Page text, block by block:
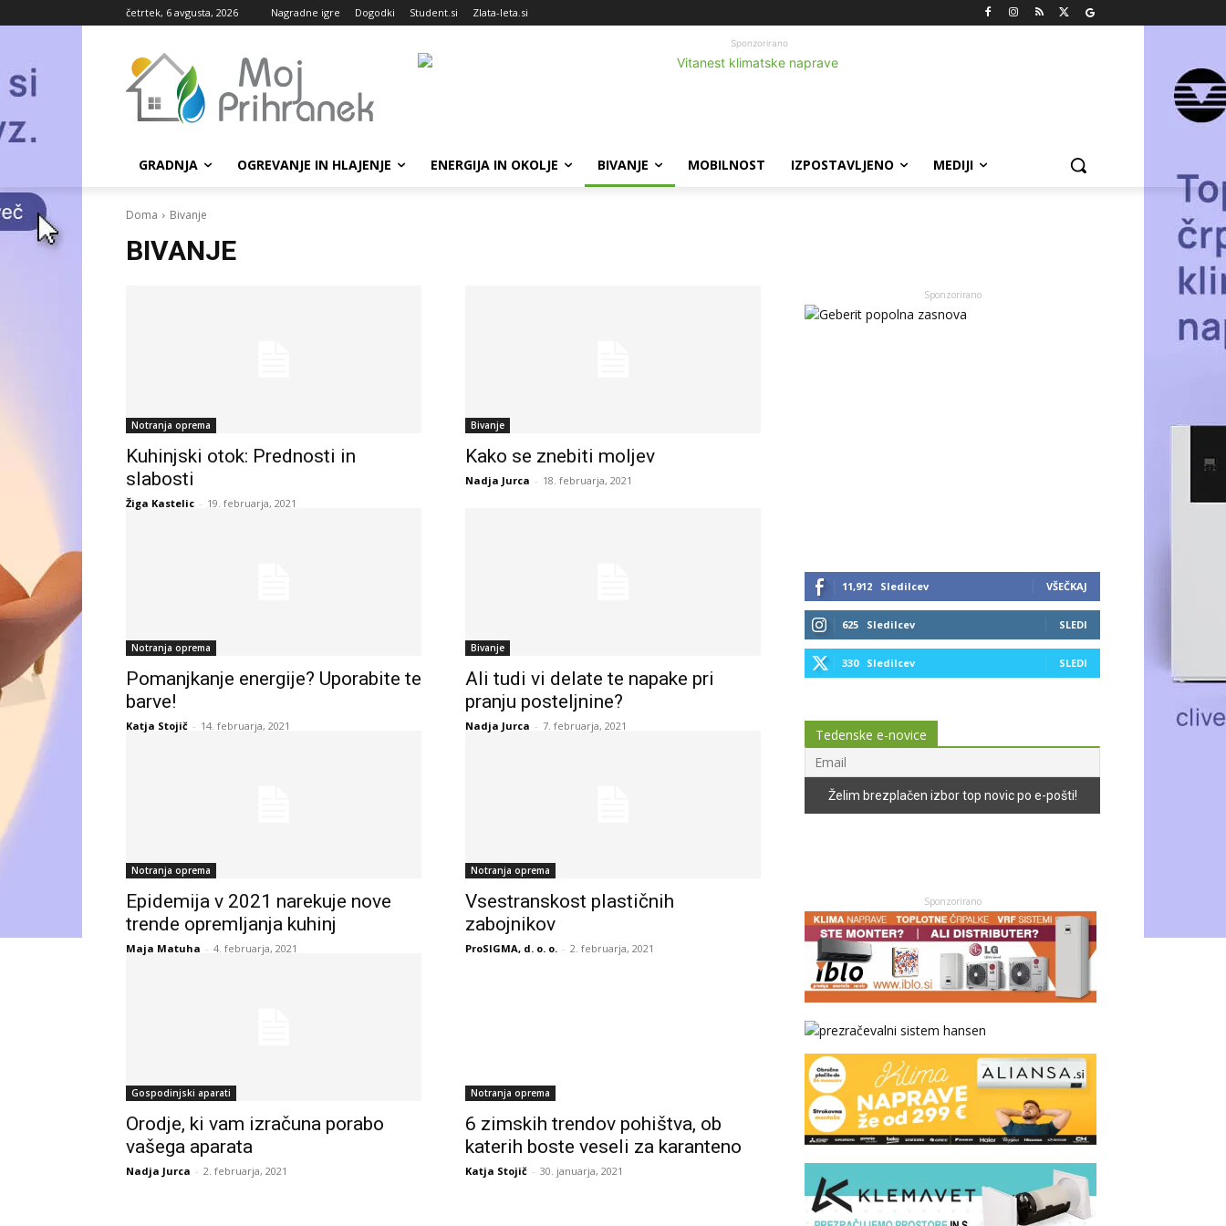
četrtek, 6 avgusta, 2026 Nagradne igre Dogodki Student.si Zlata-leta.si
Sponzorirano
GRADNJA OGREVANJE IN HLAJENJE ENERGIJA IN OKOLJE BIVANJE MOBILNOST IZPOSTAVLJENO MEDIJI
Doma Bivanje
BIVANJE
Notranja oprema
Kuhinjski otok: Prednosti in
slabosti
Žiga Kastelic - 19. februarja, 2021
Bivanje
Kako se znebiti moljev
Nadja Jurca - 18. februarja, 2021
Notranja oprema
Pomanjkanje energije? Uporabite te
barve!
Katja Stojič - 14. februarja, 2021
Bivanje
Ali tudi vi delate te napake pri
pranju posteljnine?
Nadja Jurca - 7. februarja, 2021
Notranja oprema
Epidemija v 2021 narekuje nove
trende opremljanja kuhinj
Maja Matuha - 4. februarja, 2021
Notranja oprema
Vsestranskost plastičnih
zabojnikov
ProSIGMA, d. o. o. - 2. februarja, 2021
Gospodinjski aparati
Orodje, ki vam izračuna porabo
vašega aparata
Nadja Jurca - 2. februarja, 2021
Notranja oprema
6 zimskih trendov pohištva, ob
katerih boste veseli za karanteno
Katja Stojič - 30. januarja, 2021
Sponzorirano
11,912 Sledilcev VŠEČKAJ
625 Sledilcev SLEDI
330 Sledilcev SLEDI
Tedenske e-novice
Sponzorirano